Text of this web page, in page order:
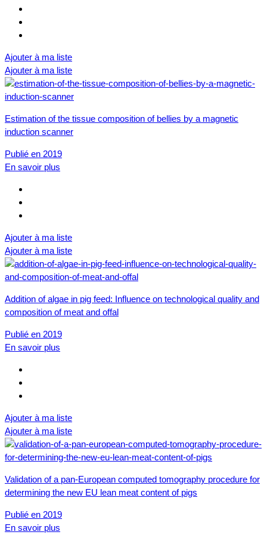
Ajouter à ma liste
Ajouter à ma liste
Estimation of the tissue composition of bellies by a magnetic
induction scanner
Publié en 2019
En savoir plus
Ajouter à ma liste
Ajouter à ma liste
Addition of algae in pig feed: Influence on technological quality and
composition of meat and offal
Publié en 2019
En savoir plus
Ajouter à ma liste
Ajouter à ma liste
Validation of a pan-European computed tomography procedure for
determining the new EU lean meat content of pigs
Publié en 2019
En savoir plus